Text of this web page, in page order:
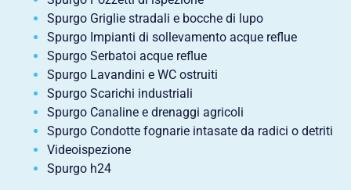
Spurgo Griglie stradali e bocche di lupo
Spurgo Impianti di sollevamento acque reflue
Spurgo Serbatoi acque reflue
Spurgo Lavandini e WC ostruiti
Spurgo Scarichi industriali
Spurgo Canaline e drenaggi agricoli
Spurgo Condotte fognarie intasate da radici o detriti
Videoispezione
Spurgo h24